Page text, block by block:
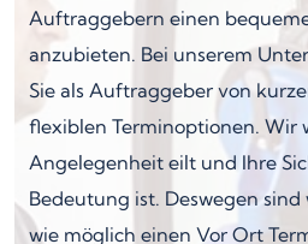
Auftraggebern einen
anzubieten. Bei unserem
Sie als Auftraggeber von
flexiblen Terminoptionen. Wir
Angelegenheit eilt und Ihre
Bedeutung ist. Deswegen
wie möglich einen Vor Ort